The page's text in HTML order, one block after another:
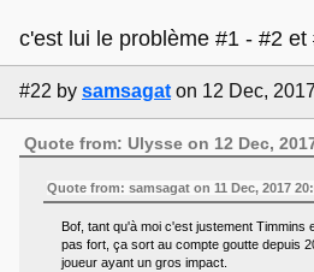
c'est lui le problème #1 - #2 et
#22 by samsagat on 12 Dec,
Quote from: Ulysse on 12 Dec,
Quote from: samsagat on 11 Dec, 2017
Bof, tant qu'à moi c'est justement Timmins
pas fort, ça sort au compte goutte depuis
joueur ayant un gros impact.